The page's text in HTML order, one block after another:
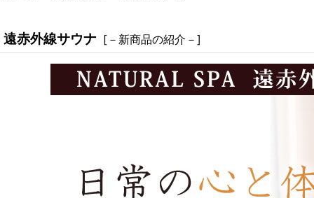
遠赤外線サウナ [ －新商品の紹介－ ]